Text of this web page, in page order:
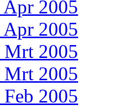
2005
2005
2005
Mrt 2005
2005